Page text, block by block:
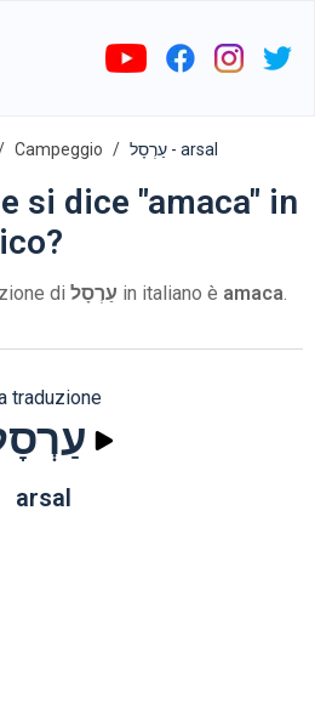
Campeggio עַרְסָל - arsal
si dice "amaca" in
di עַרְסָל in italiano è amaca.
traduzione
arsal